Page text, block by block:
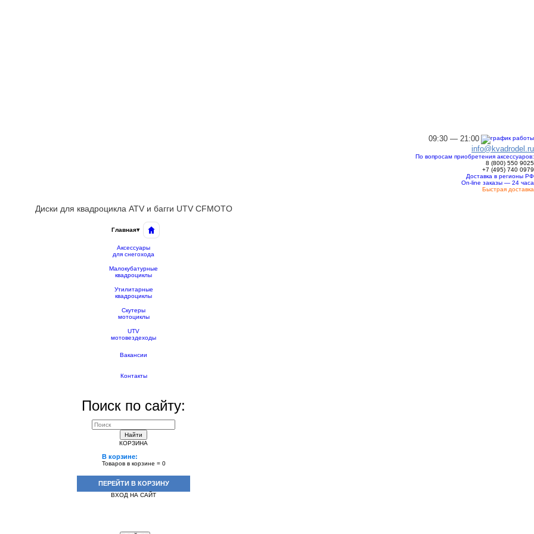
09:30 — 21:00
info@kvadrodel.ru
По вопросам приобретения аксессуаров:
8 (800) 550 9025
+7 (495) 740 0979
Доставка в регионы РФ
On-line заказы — 24 часа
Быстрая доставка
Диски для квадроцикла ATV и багги UTV CFMOTO
Главная▾
Аксессуары
для снегохода
Малокубатурные
квадроциклы
Утилитарные
квадроциклы
Скутеры
мотоциклы
UTV
мотовездеходы
Вакансии
Контакты
Поиск по сайту:
Найти
КОРЗИНА
В корзине:
Товаров в корзине = 0
ПЕРЕЙТИ В КОРЗИНУ
ВХОД НА САЙТ